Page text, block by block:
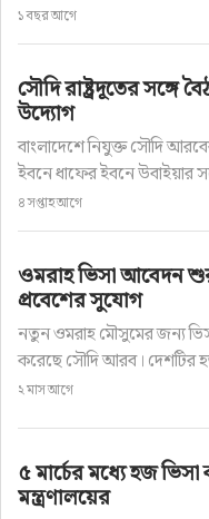
১ বছর আগে
সৌদি রাষ্ট্রদূতের সঙ্গে
উদ্যোগ
বাংলাদেশে নিযুক্ত সৌদি
ইবনে ধাফের ইবনে উবাইয়ার
৪ সপ্তাহ আগে
ওমরাহ ভিসা আবেদন
প্রবেশের সুযোগ
নতুন ওমরাহ মৌসুমের জন্য
করেছে সৌদি আরব। দেশটির
২ মাস আগে
৫ মার্চের মধ্যে হজ
মন্ত্রণালয়ের